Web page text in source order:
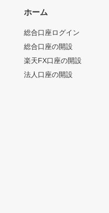
ホーム
総合口座ログイン
総合口座の開設
楽天FX口座の開設
法人口座の開設